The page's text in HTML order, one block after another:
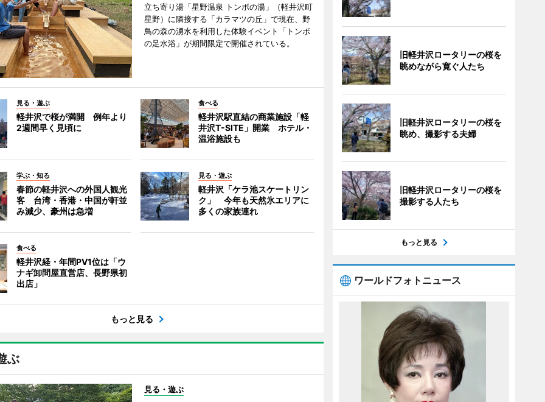
立ち寄り湯「星野温泉 トンボの湯」（軽井沢町
星野）に隣接する「カラマツの丘」で現在、野
鳥の森の湧水を利用した体験イベント「トンボ
の足水浴」が期間限定で開催されている。
見る・遊ぶ
軽井沢で桜が満開 例年より
2週間早く見頃に
食べる
軽井沢駅直結の商業施設「軽
井沢T-SITE」開業 ホテル・
温浴施設も
学ぶ・知る
春節の軽井沢への外国人観光
客 台湾・香港・中国が軒並
み減少、豪州は急増
見る・遊ぶ
軽井沢「ケラ池スケートリン
ク」 今年も天然氷エリアに
多くの家族連れ
食べる
軽井沢経・年間PV1位は「ウ
ナギ卸問屋直営店、長野県初
出店」
もっと見る
ぶ
見る・遊ぶ
旧軽井沢ロータリーの桜を
眺めながら寛ぐ人たち
旧軽井沢ロータリーの桜を
眺め、撮影する夫婦
旧軽井沢ロータリーの桜を
撮影する人たち
もっと見る
ワールドフォトニュース